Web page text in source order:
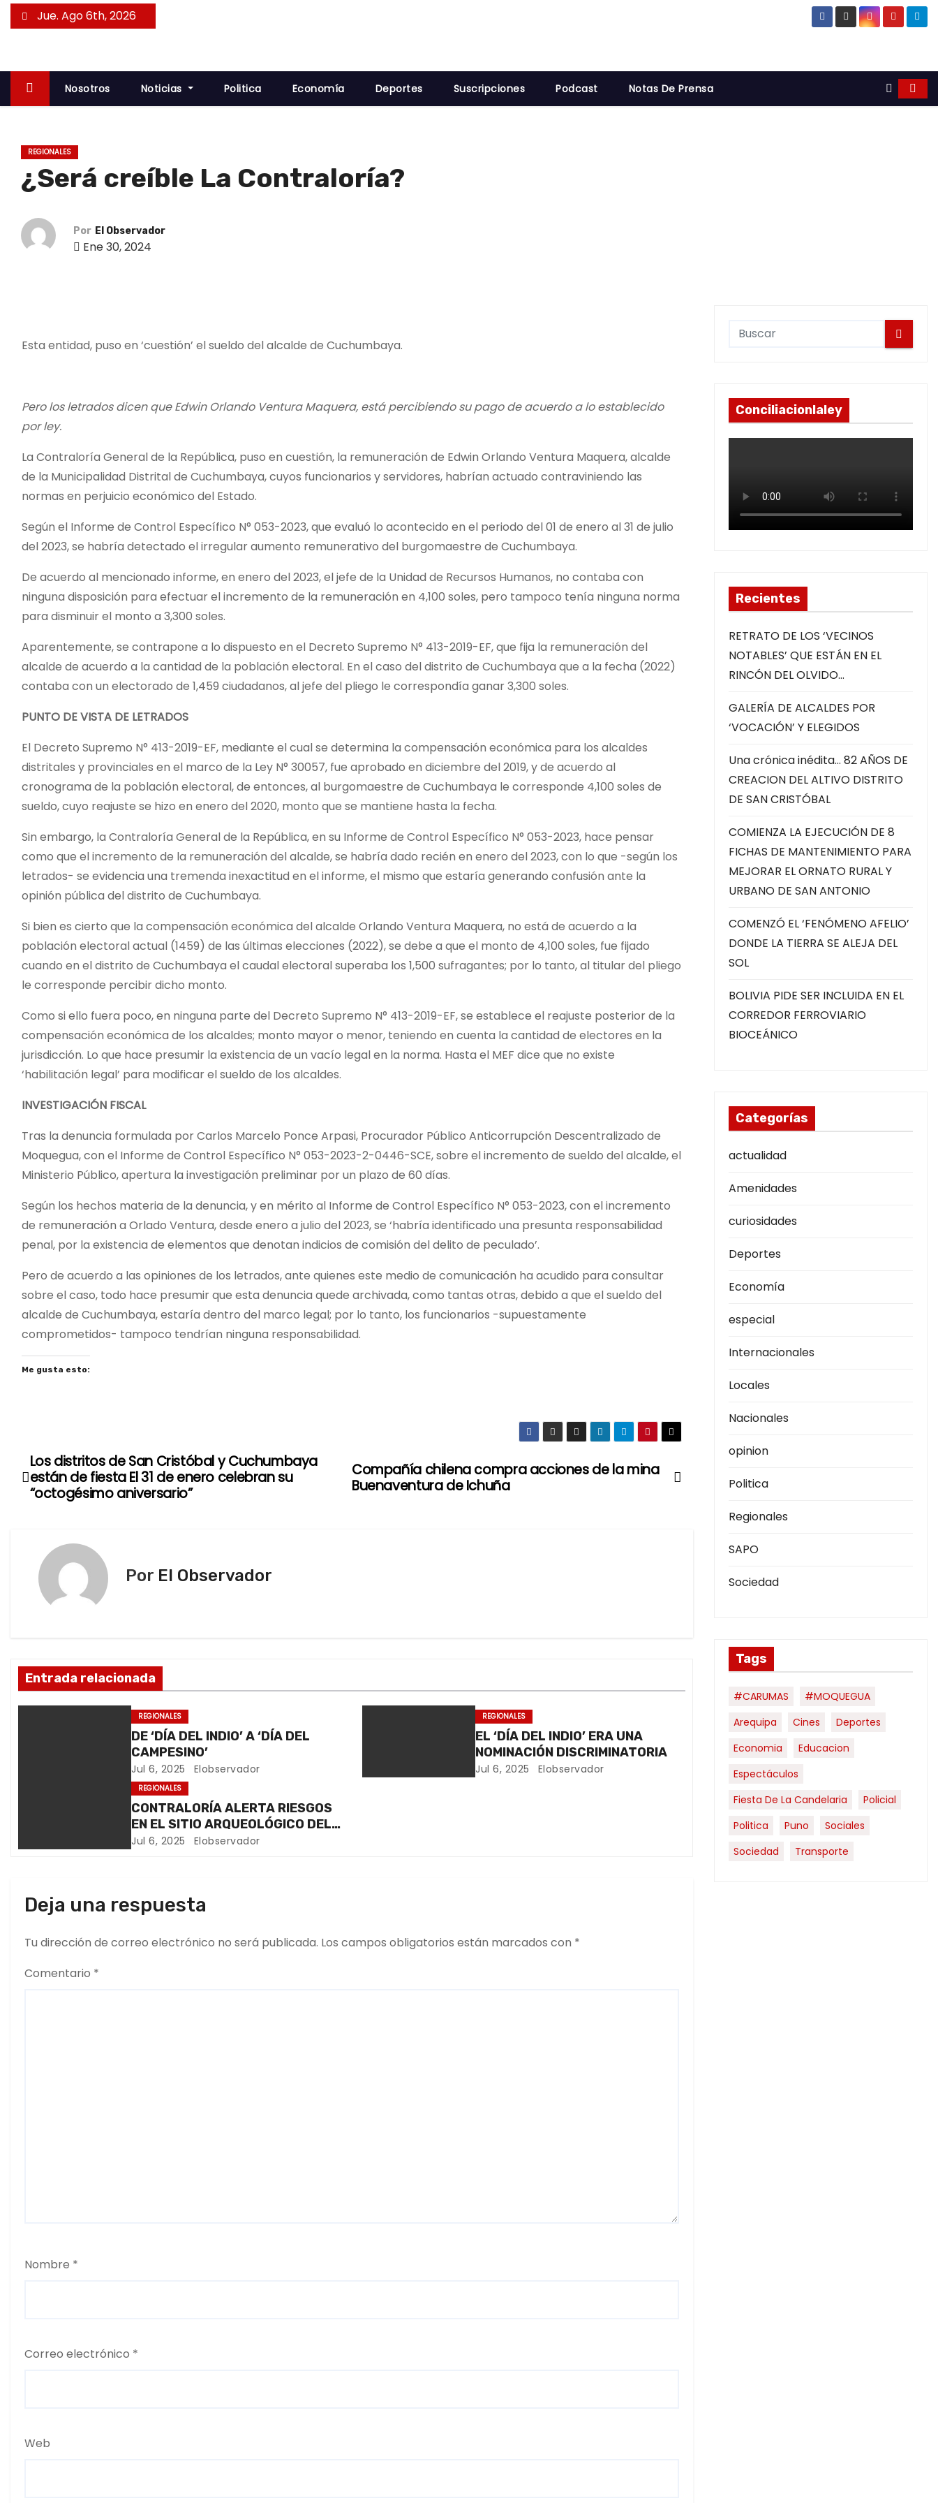
t
r
Jue. Ago 6th, 2026
Nosotros Noticias Politica Economía Deportes Suscripciones Podcast Notas De Prensa
REGIONALES
¿Será creíble La Contraloría?
Por El Observador
Ene 30, 2024
Esta entidad, puso en ‘cuestión’ el sueldo del alcalde de Cuchumbaya.
Pero los letrados dicen que Edwin Orlando Ventura Maquera, está percibiendo su pago de acuerdo a lo establecido
por ley.
La Contraloría General de la República, puso en cuestión, la remuneración de Edwin Orlando Ventura Maquera, alcalde
de la Municipalidad Distrital de Cuchumbaya, cuyos funcionarios y servidores, habrían actuado contraviniendo las
normas en perjuicio económico del Estado.
Según el Informe de Control Específico N° 053-2023, que evaluó lo acontecido en el periodo del 01 de enero al 31 de julio
del 2023, se habría detectado el irregular aumento remunerativo del burgomaestre de Cuchumbaya.
De acuerdo al mencionado informe, en enero del 2023, el jefe de la Unidad de Recursos Humanos, no contaba con
ninguna disposición para efectuar el incremento de la remuneración en 4,100 soles, pero tampoco tenía ninguna norma
para disminuir el monto a 3,300 soles.
Aparentemente, se contrapone a lo dispuesto en el Decreto Supremo N° 413-2019-EF, que fija la remuneración del
alcalde de acuerdo a la cantidad de la población electoral. En el caso del distrito de Cuchumbaya que a la fecha (2022)
contaba con un electorado de 1,459 ciudadanos, al jefe del pliego le correspondía ganar 3,300 soles.
PUNTO DE VISTA DE LETRADOS
El Decreto Supremo N° 413-2019-EF, mediante el cual se determina la compensación económica para los alcaldes
distritales y provinciales en el marco de la Ley N° 30057, fue aprobado en diciembre del 2019, y de acuerdo al
cronograma de la población electoral, de entonces, al burgomaestre de Cuchumbaya le corresponde 4,100 soles de
sueldo, cuyo reajuste se hizo en enero del 2020, monto que se mantiene hasta la fecha.
Sin embargo, la Contraloría General de la República, en su Informe de Control Específico N° 053-2023, hace pensar
como que el incremento de la remuneración del alcalde, se habría dado recién en enero del 2023, con lo que -según los
letrados- se evidencia una tremenda inexactitud en el informe, el mismo que estaría generando confusión ante la
opinión pública del distrito de Cuchumbaya.
Si bien es cierto que la compensación económica del alcalde Orlando Ventura Maquera, no está de acuerdo a la
población electoral actual (1459) de las últimas elecciones (2022), se debe a que el monto de 4,100 soles, fue fijado
cuando en el distrito de Cuchumbaya el caudal electoral superaba los 1,500 sufragantes; por lo tanto, al titular del pliego
le corresponde percibir dicho monto.
Como si ello fuera poco, en ninguna parte del Decreto Supremo N° 413-2019-EF, se establece el reajuste posterior de la
compensación económica de los alcaldes; monto mayor o menor, teniendo en cuenta la cantidad de electores en la
jurisdicción. Lo que hace presumir la existencia de un vacío legal en la norma. Hasta el MEF dice que no existe
‘habilitación legal’ para modificar el sueldo de los alcaldes.
INVESTIGACIÓN FISCAL
Tras la denuncia formulada por Carlos Marcelo Ponce Arpasi, Procurador Público Anticorrupción Descentralizado de
Moquegua, con el Informe de Control Específico N° 053-2023-2-0446-SCE, sobre el incremento de sueldo del alcalde, el
Ministerio Público, apertura la investigación preliminar por un plazo de 60 días.
Según los hechos materia de la denuncia, y en mérito al Informe de Control Específico N° 053-2023, con el incremento
de remuneración a Orlado Ventura, desde enero a julio del 2023, se ‘habría identificado una presunta responsabilidad
penal, por la existencia de elementos que denotan indicios de comisión del delito de peculado’.
Pero de acuerdo a las opiniones de los letrados, ante quienes este medio de comunicación ha acudido para consultar
sobre el caso, todo hace presumir que esta denuncia quede archivada, como tantas otras, debido a que el sueldo del
alcalde de Cuchumbaya, estaría dentro del marco legal; por lo tanto, los funcionarios -supuestamente
comprometidos- tampoco tendrían ninguna responsabilidad.
Me gusta esto:
N
a
i
ó
n
r
a
d
Compañía chilena compra acciones de la mina
Buenaventura de Ichuña
Los distritos de San Cristóbal y Cuchumbaya
están de fiesta El 31 de enero celebran su
“octogésimo aniversario”
Por El Observador
Entrada relacionada
REGIONALES
DE ‘DÍA DEL INDIO’ A ‘DÍA DEL
CAMPESINO’
Jul 6, 2025 Elobservador
REGIONALES
EL ‘DÍA DEL INDIO’ ERA UNA
NOMINACIÓN DISCRIMINATORIA
Jul 6, 2025 Elobservador
REGIONALES
CONTRALORÍA ALERTA RIESGOS
EN EL SITIO ARQUEOLÓGICO DEL
CERRO BAÚL
Jul 6, 2025 Elobservador
Deja una respuesta
Tu dirección de correo electrónico no será publicada. Los campos obligatorios están marcados con *
Comentario *
Nombre *
Correo electrónico *
Web
Conciliacionlaley
Recientes
RETRATO DE LOS ‘VECINOS
NOTABLES’ QUE ESTÁN EN EL
RINCÓN DEL OLVIDO…
GALERÍA DE ALCALDES POR
‘VOCACIÓN’ Y ELEGIDOS
Una crónica inédita… 82 AÑOS DE
CREACION DEL ALTIVO DISTRITO
DE SAN CRISTÓBAL
COMIENZA LA EJECUCIÓN DE 8
FICHAS DE MANTENIMIENTO PARA
MEJORAR EL ORNATO RURAL Y
URBANO DE SAN ANTONIO
COMENZÓ EL ‘FENÓMENO AFELIO’
DONDE LA TIERRA SE ALEJA DEL
SOL
BOLIVIA PIDE SER INCLUIDA EN EL
CORREDOR FERROVIARIO
BIOCEÁNICO
Categorías
actualidad
Amenidades
curiosidades
Deportes
Economía
especial
Internacionales
Locales
Nacionales
opinion
Politica
Regionales
SAPO
Sociedad
Tags
#CARUMAS
#MOQUEGUA
Arequipa
Cines
Deportes
Economia
Educacion
Espectáculos
Fiesta De La Candelaria
Policial
Politica
Puno
Sociales
Sociedad
Transporte